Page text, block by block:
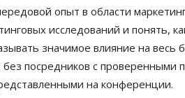
опыт в области
исследований и понять,
значимое влияние на весь
посредников с проверенными
на конференции.